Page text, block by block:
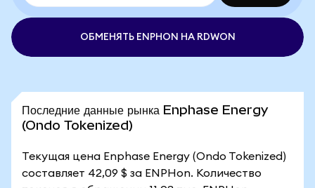
ОБМЕНЯТЬ ENPHON НА RDWON
Последние данные рынка Enphase Energy
(Ondo Tokenized)
Текущая цена Enphase Energy (Ondo Tokenized)
составляет 42,09 $ за ENPHon. Количество